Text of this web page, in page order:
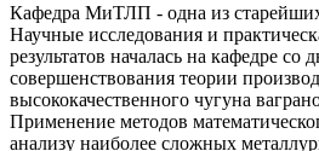
Кафедра МиТЛП - одна из
Научные исследования и
результатов началась на кафедре со
совершенствования теории
высококачественного чугуна
Применение методов
анализу наиболее сложных